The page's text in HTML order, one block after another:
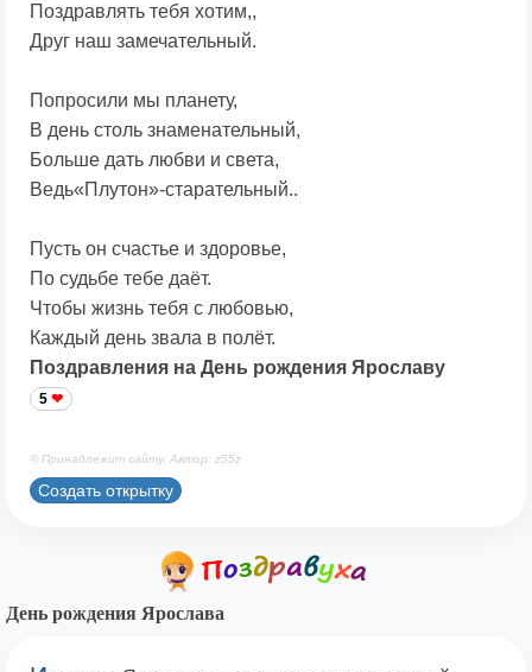
Поздравлять тебя хотим,,
Друг наш замечательный.
Попросили мы планету,
В день столь знаменательный,
Больше дать любви и света,
Ведь«Плутон»-старательный..
Пусть он счастье и здоровье,
По судьбе тебе даёт.
Чтобы жизнь тебя с любовью,
Каждый день звала в полёт.
Поздравления на День рождения Ярославу
5
© Принадлежит сайту. Автор: z55z
Создать открытку
День рождения Ярослава